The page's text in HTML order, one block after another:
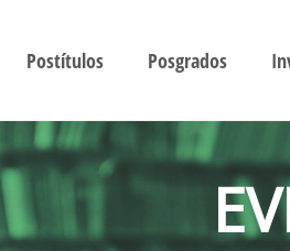
Postítulos Posgrados